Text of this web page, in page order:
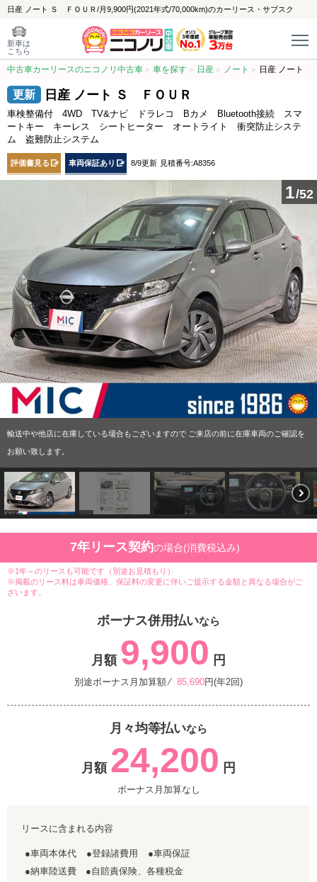
日産 ノート Ｓ ＦＯＵＲ/月9,900円(2021年式/70,000km)のカーリース・サブスク
新車は
こちら
中古車カーリースのニコノリ中古車 車を探す 日産 ノート 日産 ノート
日産 ノート Ｓ ＦＯＵＲ
車検整備付 4WD TV&ナビ ドラレコ Bカメ Bluetooth接続 スマ
ートキー キーレス シートヒーター オートライト 衝突防止システ
ム 盗難防止システム
評価書見る 車両保証あり 8/9更新 見積番号:A8356
1/52
輸送中や他店に在庫している場合もございますので ご来店の前に在庫車両のご確認を
お願い致します。
7年リース契約の場合(消費税込み)
※1年～のリースも可能です（別途お見積もり）
※掲載のリース料は車両価格、保証料の変更に伴いご提示する金額と異なる場合がご
ざいます。
ボーナス併用払いなら
月額 9,900 円
別途ボーナス月加算額 ⁄ 85,690円(年2回)
月々均等払いなら
月額 24,200 円
ボーナス月加算なし
リースに含まれる内容
●車両本体代 ●登録諸費用
●車両保証
●納車陸送費 ●自賠責保険、各種税金